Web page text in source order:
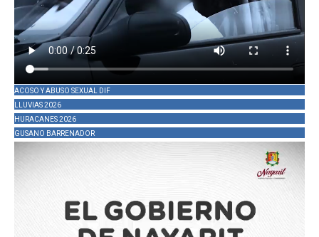
ACOSO Y ABUSO SEXUAL DIF
LLUVIAS 2026
HURACANES 2026
GUSANO BARRENADOR